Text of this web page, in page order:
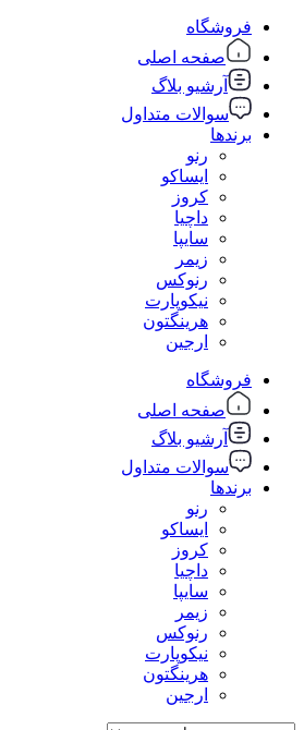
فروشگاه
صفحه اصلی
آرشیو بلاگ
سوالات متداول
برندها
رنو
ایساکو
کروز
داچیا
سایپا
زیمر
رنوکس
نیکوپارت
هرینگتون
ارجین
فروشگاه
صفحه اصلی
آرشیو بلاگ
سوالات متداول
برندها
رنو
ایساکو
کروز
داچیا
سایپا
زیمر
رنوکس
نیکوپارت
هرینگتون
ارجین